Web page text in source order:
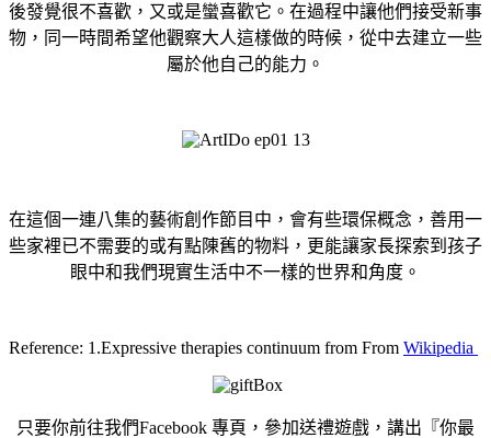
後發覺很不喜歡，又或是蠻喜歡它。在過程中讓他們接受新事
物，同一時間希望他觀察大人這樣做的時候，從中去建立一些
屬於他自己的能力。
在這個一連八集的藝術創作節目中，會有些環保概念，善用一
些家裡已不需要的或有點陳舊的物料，更能讓家長探索到孩子
眼中和我們現實生活中不一樣的世界和角度。
Reference: 1.Expressive therapies continuum from From Wikipedia
只要你前往我們Facebook 專頁，參加送禮遊戲，講出『你最